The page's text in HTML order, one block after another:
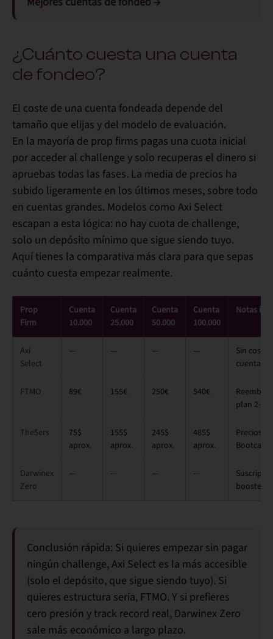
¿Cuánto cuesta una cuenta
de fondeo?
El coste de una cuenta fondeada depende del
tamaño que elijas y del modelo de evaluación.
En la mayoría de prop firms pagas una cuota inicial
por acceder al challenge y solo recuperas el dinero si
apruebas todas las fases. La media de precios ha
subido ligeramente en los últimos meses, sobre todo
en cuentas grandes. Modelos como Axi Select
escapan a esta lógica: no hay cuota de challenge,
solo un depósito mínimo que sigue siendo tuyo.
Aquí tienes la comparativa más clara para que sepas
cuánto cuesta empezar realmente.
Prop
Firm
Cuenta
10.000
Cuenta
25.000
Cuenta
50.000
Cuenta
100.000
Notas
Axi
Select
— — — —
Sin coste
cuenta
FTMO 89€ 155€ 250€ 540€
plan 2-
The5ers
75$
aprox.
155$
aprox.
245$
aprox.
485$
aprox.
Precios
Darwinex
Zero
— — — —
booster
Conclusión rápida: Si quieres empezar sin pagar
ningún challenge, Axi Select es la más accesible
(solo el depósito, que sigue siendo tuyo). Si
quieres estructura seria, FTMO. Y si prefieres
cero presión y track record real, Darwinex Zero
sale más económico a largo plazo.